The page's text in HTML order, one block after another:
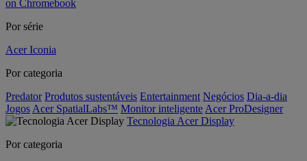
on Chromebook
Por série
Acer Iconia
Por categoria
Predator Produtos sustentáveis Entertainment Negócios Dia-a-dia
Jogos Acer SpatialLabs™ Monitor inteligente Acer ProDesigner
Tecnologia Acer Display
Por categoria